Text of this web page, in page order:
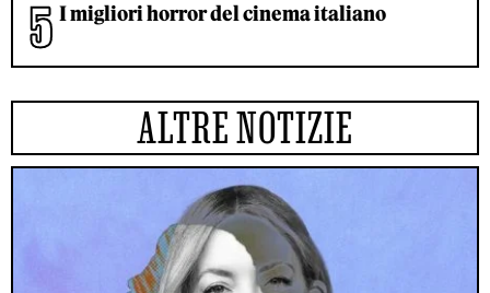
I migliori horror del cinema italiano
ALTRE NOTIZIE